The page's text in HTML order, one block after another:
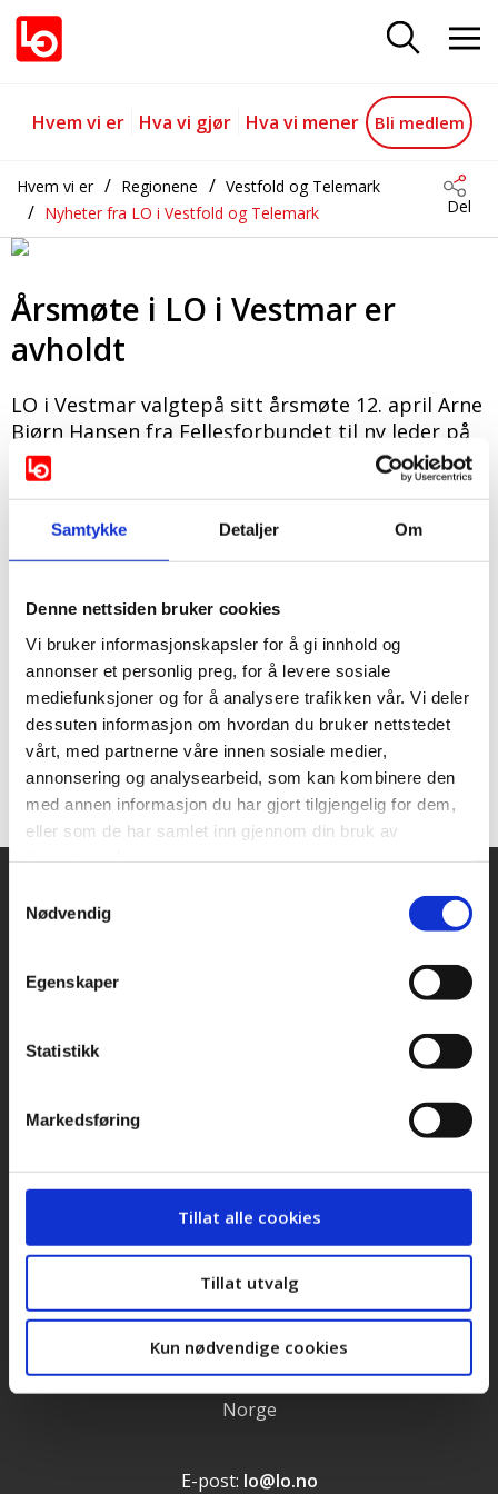
Samtykke Detaljer Om
Denne nettsiden bruker cookies
Vi bruker informasjonskapsler for å gi innhold og
annonser et personlig preg, for å levere sosiale
mediefunksjoner og for å analysere trafikken vår. Vi deler
dessuten informasjon om hvordan du bruker nettstedet
vårt, med partnerne våre innen sosiale medier,
annonsering og analysearbeid, som kan kombinere den
med annen informasjon du har gjort tilgjengelig for dem,
eller som de har samlet inn gjennom din bruk av
Nødvendig
Egenskaper
Statistikk
Markedsføring
Tillat alle cookies
Tillat utvalg
Kun nødvendige cookies
Årsmøte i LO i Vestmar er
Gå til hovedinnhold
Gå til navigasjon
Hvem vi er Hva vi gjør Hva vi mener Bli medlem
Hvem vi er Regionene
Vestfold og Telemark
Nyheter fra LO i Vestfold og Telemark
Del
Årsmøte i LO i Vestmar er
avholdt
LO i Vestmar valgtepå sitt årsmøte 12. april Arne
Bjørn Hansen fra Fellesforbundet til ny leder på
sitt årsmøte. Sissel Stigen fra Fagforbundet ble
valgt til ny nestleder.
13.04.2023 Sist oppdatert 22.03.2024
Borkner, Gunn N Gundersen, Edel Aisa Isaksen, Anette
Nordjordet Nesland og Magnus Straume.
Kristoffer Stoa Gundersen og Ole Andre Enggrav er
varamedlemmer. Wenche W Sandhaug er
pensjonistrepresentant og Vebjørn Stigen
ungdomsrepresentant.
LO Vestfold og Telemark ønsker det nye styret lykke til
med det viktige arbeidet i LO i Vestmar.
Landsorganisasjonen i Norge
Torggata 12
N-0181 Oslo
Norge
E-post: lo@lo.no
Snarveier
Kontakt oss
Stilling ledig
Personvernerklæring
LOs handlingsprogram og uttalelser 2025